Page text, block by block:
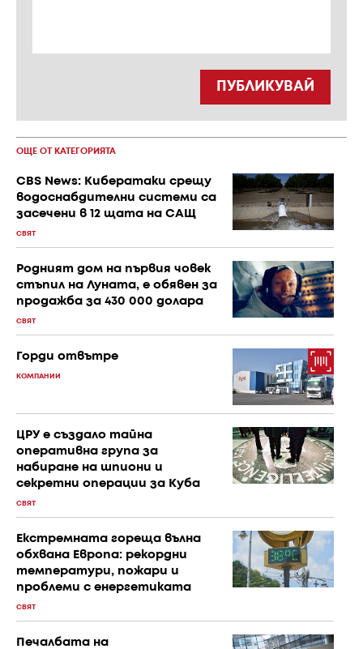
ПУБЛИКУВАЙ
ОЩЕ ОТ КАТЕГОРИЯТА
CBS News: Кибератаки срещу
водоснабдителни системи са
засечени в 12 щата на САЩ
СВЯТ
Родният дом на първия човек
стъпил на Луната, е обявен за
продажба за 430 000 долара
СВЯТ
Горди отвътре
КОМПАНИИ
ЦРУ е създало тайна
оперативна група за
набиране на шпиони и
секретни операции за Куба
СВЯТ
Екстремната гореща вълна
обхвана Европа: рекордни
температури, пожари и
проблеми с енергетиката
СВЯТ
Печалбата на